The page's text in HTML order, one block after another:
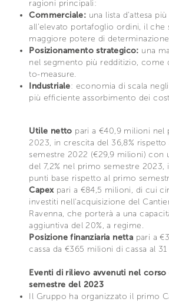
ragioni principali:
Commerciale: una lista d'attesa
all'elevato portafoglio ordini, il che
maggiore potere di
Posizionamento strategico: una
nel segmento più redditizio, come
to-measure.
Industriale: economia di scala
più efficiente assorbimento dei
Utile netto pari a €40,9 milioni nel
2023, in crescita del 36,8%
semestre 2022 (€29,9 milioni) con
del 7,2% nel primo semestre 2023,
punti base rispetto al primo
Capexpari a €84,5 milioni, di cui
investiti nell'acquisizione del
Ravenna, che porterà a una
aggiuntiva del 20%, a regime.
Posizione finanziaria netta pari a
cassa da €365 milioni di cassa al
Eventi di rilievo avvenuti nel
semestre del 2023
Il Gruppo ha organizzato il primo